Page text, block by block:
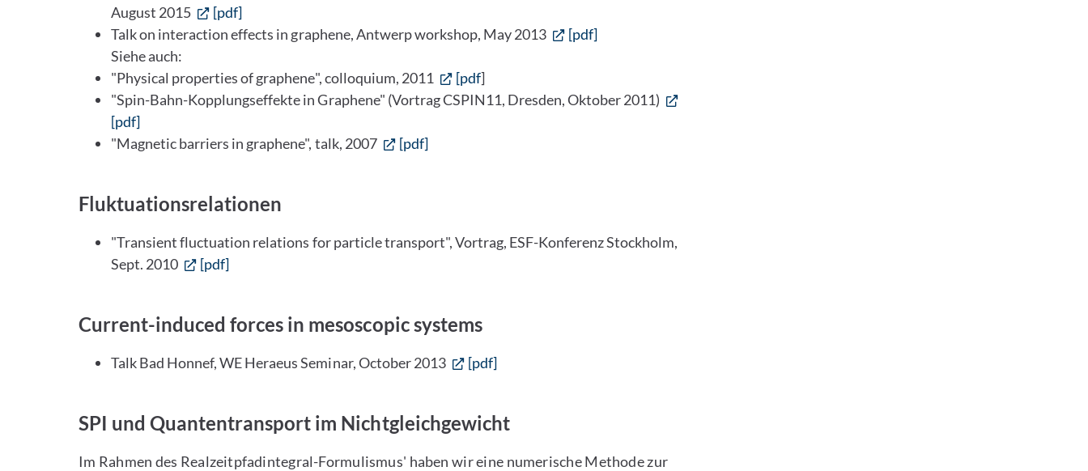
August 2015
[pdf]
Talk on interaction effects in graphene, Antwerp workshop, May 2013
[pdf]
Siehe auch:
"Physical properties of graphene", colloquium, 2011
[pdf]
"Spin-Bahn-Kopplungseffekte in Graphene" (Vortrag CSPIN11, Dresden, Oktober 2011)
[pdf]
"Magnetic barriers in graphene", talk, 2007
[pdf]
Fluktuationsrelationen
"Transient fluctuation relations for particle transport", Vortrag, ESF-Konferenz Stockholm,
Sept. 2010
[pdf]
Current-induced forces in mesoscopic systems
Talk Bad Honnef, WE Heraeus Seminar, October 2013 [pdf]
SPI und Quantentransport im Nichtgleichgewicht
Im Rahmen des Realzeitpfadintegral-Formulismus' haben wir eine numerische Methode zur